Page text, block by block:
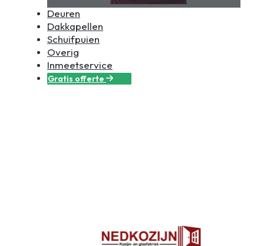
Deuren
Dakkapellen
Schuifpuien
Overig
Inmeetservice
Gratis offerte